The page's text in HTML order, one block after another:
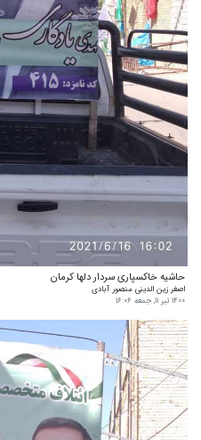
حاشیه خاکسپاری سردار دلها کرمان
اصغر زین الدینی منصور آبادی
۱۴۰۰ تیر ۱۱, جمعه ۱۶:۰۶